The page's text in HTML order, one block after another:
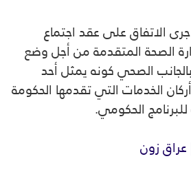
جرى الاتفاق على عقد اجتماع
الصحة المتقدمة من أجل وضع
الصحي كونه يمثل أحد
الخدمات التي تقدمها الحكومة
الحكومي.